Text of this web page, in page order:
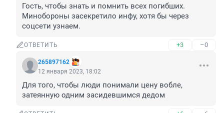
Гость, чтобы знать и помнить всех погибших.
Минобороны засекретило инфу, хотя бы через
соцсети узнаем.
ОТВЕТИТЬ +3 –0
265897162
12 января 2023, 18:02
Для того, чтобы люди понимали цену вобле,
затеянную одним засидевшимся дедом